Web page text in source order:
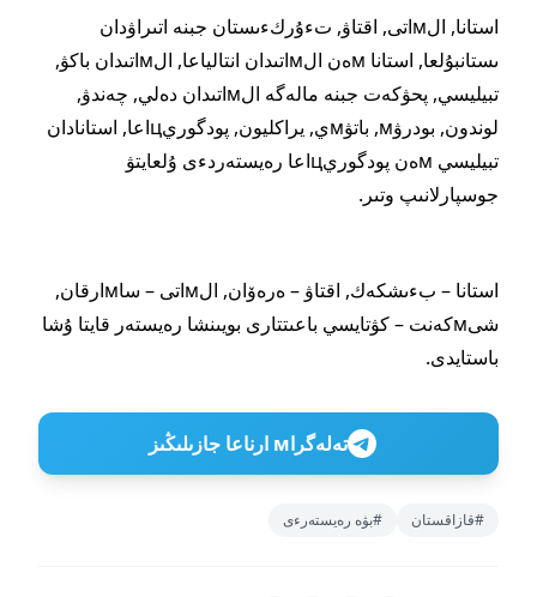
استانا, الмاتى, اقتاۋ, تءۇركءىستان جبنە اتىراۋدان
ىستانبۇلعا, استانا мەن الмاتىدان انتالياعا, الмاتىدان باكۋ,
تبيليسي, پحۋكەت جبنە مالەگە الмاتىدان دەلي, چەندۋ,
لوندون, بودرۋм, باتۋмي, يراكليون, پودگوريцاعا, استانادان
تبيليسي мەن پودگوريцاعا رەيستەردءى ۇلعايتۋ
جوسپارلانىپ وتىر.
استانا – بءىشكەك, اقتاۋ – ەرەۆان, الмاتى – ساмارقان,
شىмكەنت – كۋتايسي باعىتتارى بويىنشا رەيستەر قايتا ۇشا
باستايدى.
تەلەگراм ارناعا جازىلىڭىز
#قازاقستان #بۋە رەيستەرءى